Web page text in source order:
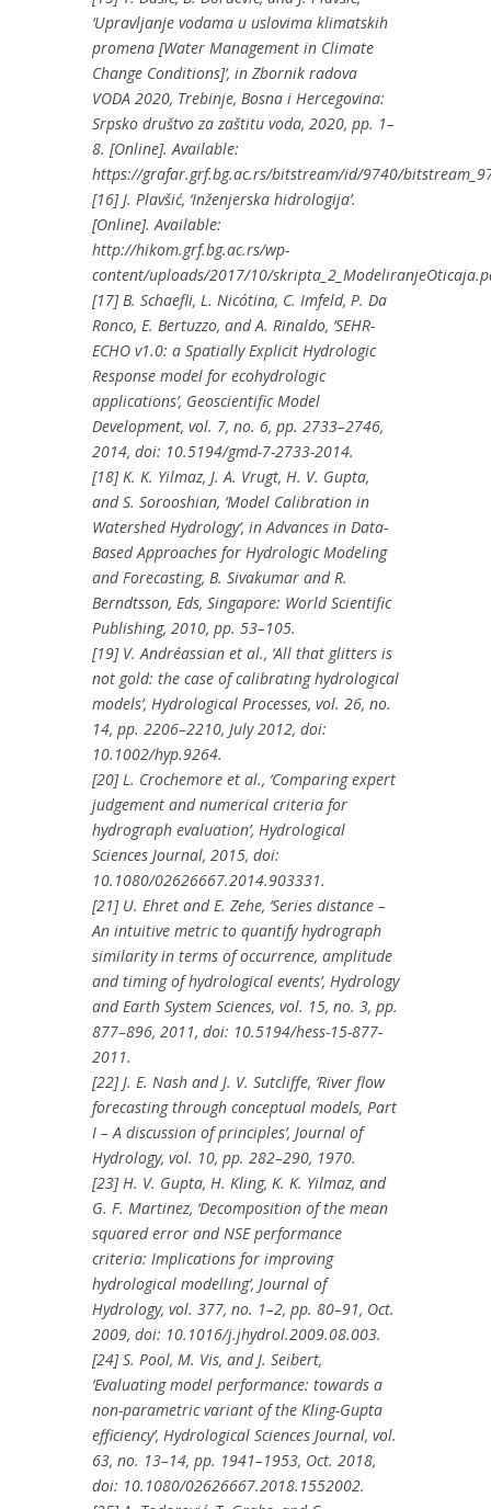
‘Upravljanje vodama u uslovima klimatskih
promena [Water Management in Climate
Change Conditions]’, in Zbornik radova
VODA 2020, Trebinje, Bosna i Hercegovina:
Srpsko društvo za zaštitu voda, 2020, pp. 1–
8. [Online]. Available:
https://grafar.grf.bg.ac.rs/bitstream/id/9740/
[16] J. Plavšić, ‘Inženjerska hidrologija’.
[Online]. Available:
http://hikom.grf.bg.ac.rs/wp-
content/uploads/2017/10/
[17] B. Schaefli, L. Nicótina, C. Imfeld, P. Da
Ronco, E. Bertuzzo, and A. Rinaldo, ‘SEHR-
ECHO v1.0: a Spatially Explicit Hydrologic
Response model for ecohydrologic
applications’, Geoscientific Model
Development, vol. 7, no. 6, pp. 2733–2746,
2014, doi: 10.5194/gmd-7-2733-2014.
[18] K. K. Yilmaz, J. A. Vrugt, H. V. Gupta,
and S. Sorooshian, ‘Model Calibration in
Watershed Hydrology’, in Advances in Data-
Based Approaches for Hydrologic Modeling
and Forecasting, B. Sivakumar and R.
Berndtsson, Eds, Singapore: World Scientific
Publishing, 2010, pp. 53–105.
[19] V. Andréassian et al., ‘All that glitters is
not gold: the case of calibrating hydrological
models’, Hydrological Processes, vol. 26, no.
14, pp. 2206–2210, July 2012, doi:
10.1002/hyp.9264.
[20] L. Crochemore et al., ‘Comparing expert
judgement and numerical criteria for
hydrograph evaluation’, Hydrological
Sciences Journal, 2015, doi:
10.1080/02626667.2014.903331.
[21] U. Ehret and E. Zehe, ‘Series distance –
An intuitive metric to quantify hydrograph
similarity in terms of occurrence, amplitude
and timing of hydrological events’, Hydrology
and Earth System Sciences, vol. 15, no. 3, pp.
877–896, 2011, doi: 10.5194/hess-15-877-
2011.
[22] J. E. Nash and J. V. Sutcliffe, ‘River flow
forecasting through conceptual models, Part
I – A discussion of principles’, Journal of
Hydrology, vol. 10, pp. 282–290, 1970.
[23] H. V. Gupta, H. Kling, K. K. Yilmaz, and
G. F. Martinez, ‘Decomposition of the mean
squared error and NSE performance
criteria: Implications for improving
hydrological modelling’, Journal of
Hydrology, vol. 377, no. 1–2, pp. 80–91, Oct.
2009, doi: 10.1016/j.jhydrol.2009.08.003.
[24] S. Pool, M. Vis, and J. Seibert,
‘Evaluating model performance: towards a
non-parametric variant of the Kling-Gupta
efficiency’, Hydrological Sciences Journal, vol.
63, no. 13–14, pp. 1941–1953, Oct. 2018,
doi: 10.1080/02626667.2018.1552002.